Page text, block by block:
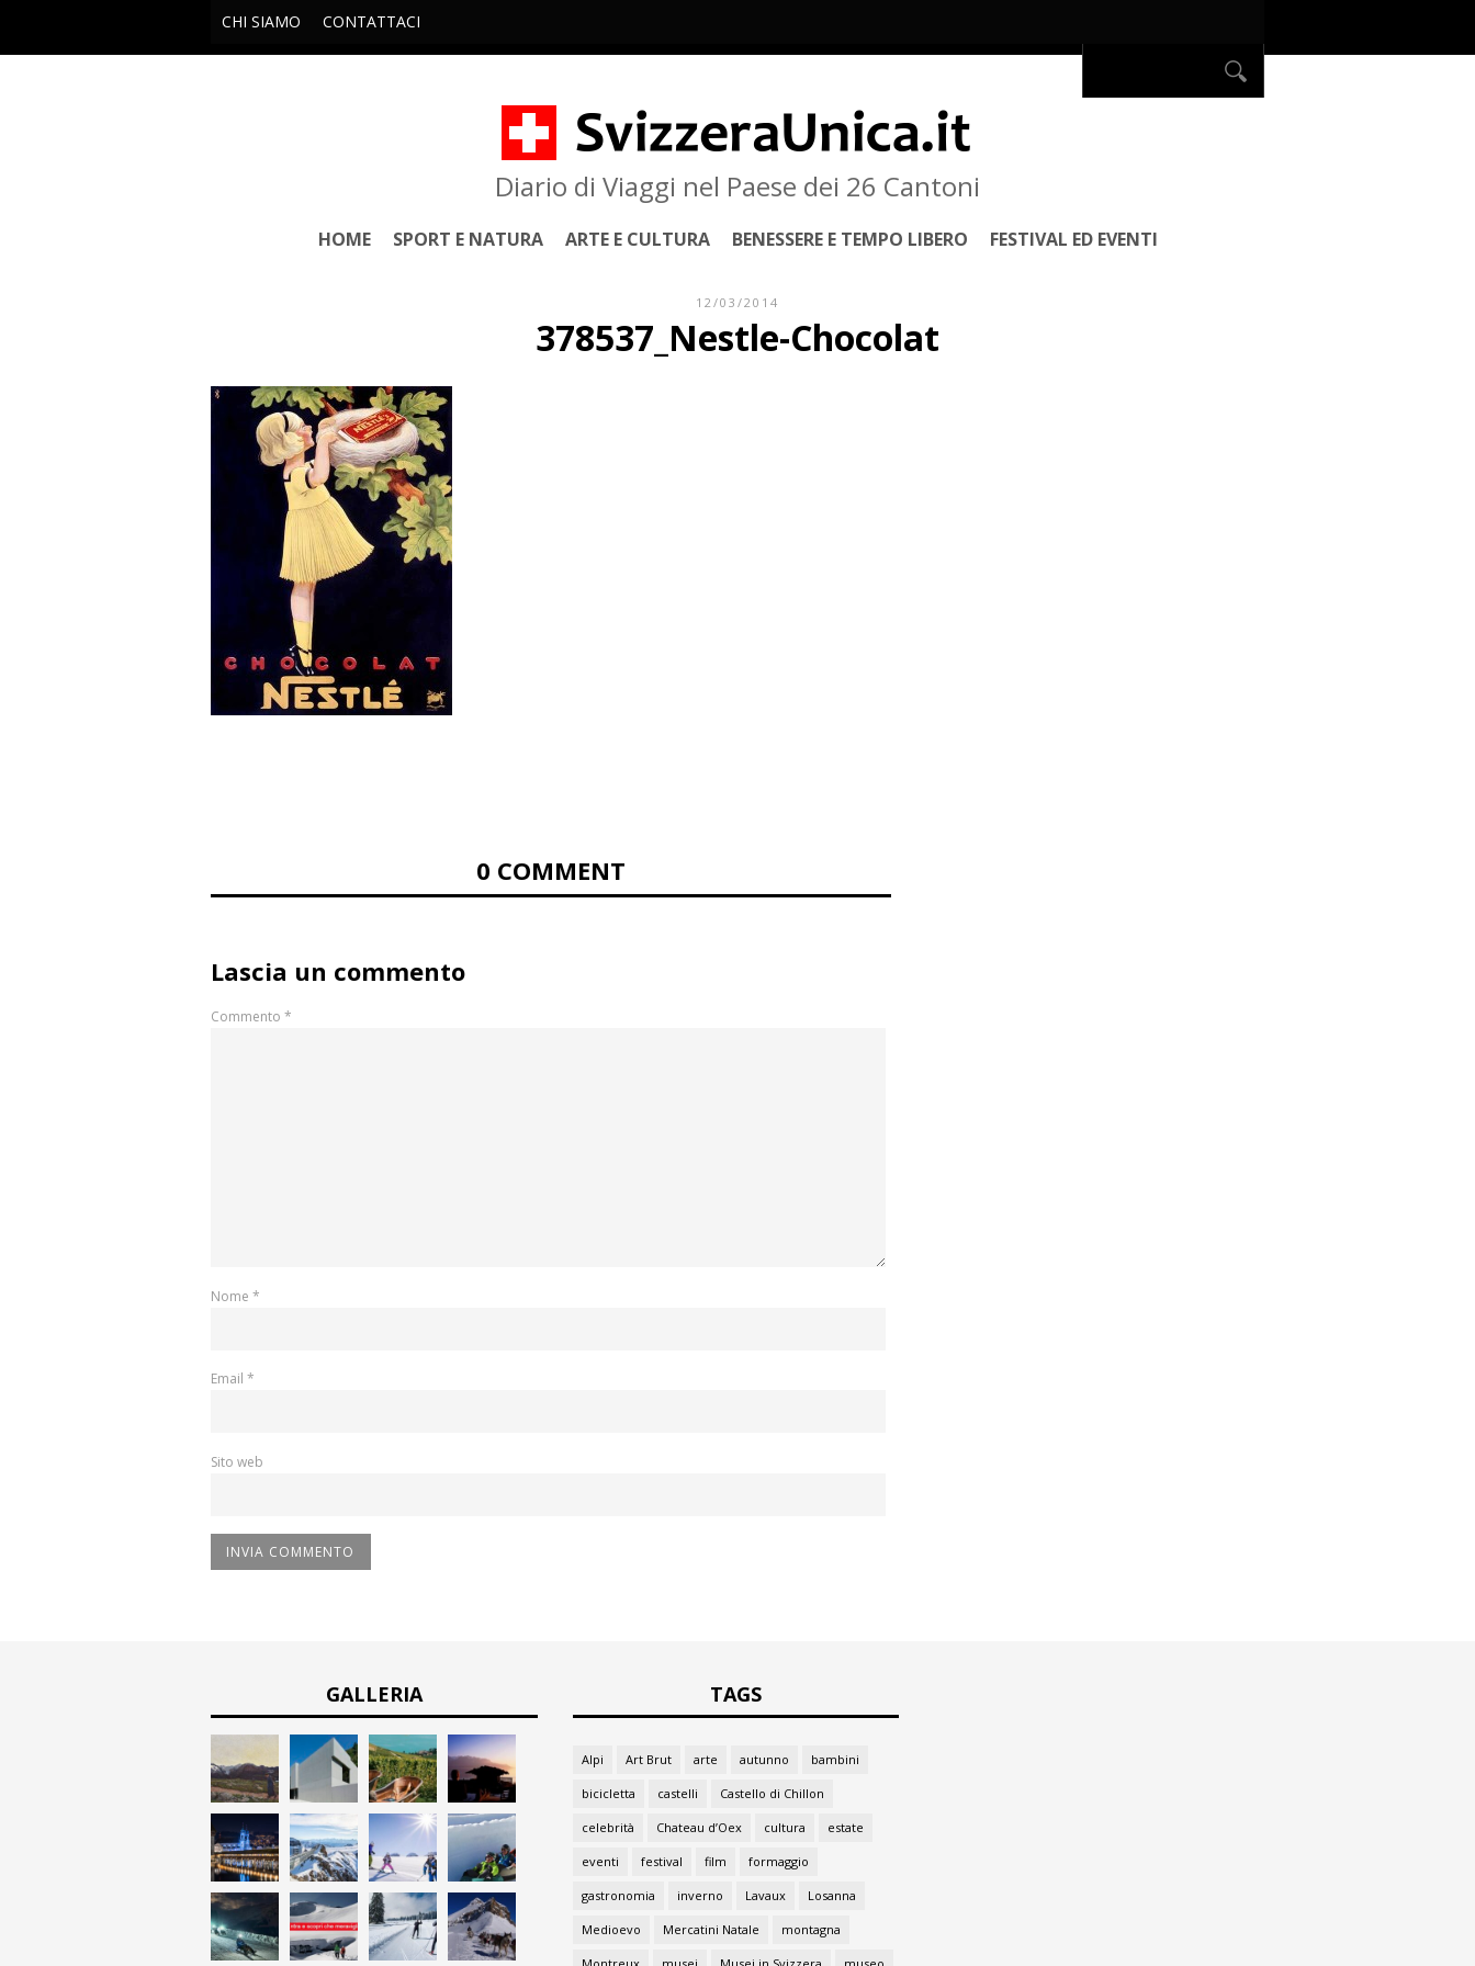
CHI SIAMO CONTATTACI
Diario di Viaggi nel Paese dei 26 Cantoni
HOME SPORT E NATURA ARTE E CULTURA BENESSERE E TEMPO LIBERO FESTIVAL ED EVENTI
12/03/2014
378537_Nestle-Chocolat
0 COMMENT
Lascia un commento
Commento *
Nome *
Email *
Sito web
GALLERIA TAGS
Alpi Art Brut arte autunno bambini
bicicletta castelli Castello di Chillon
celebrità Chateau d’Oex cultura estate
eventi festival film formaggio
gastronomia inverno Lavaux Losanna
Medioevo Mercatini Natale montagna